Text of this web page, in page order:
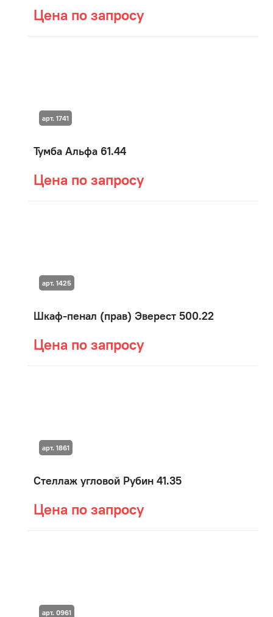
Цена по запросу
Тумба Альфа 61.44
Цена по запросу
арт. 1741
Шкаф-пенал (прав) Эверест 500.22
Цена по запросу
арт. 1425
Стеллаж угловой Рубин 41.35
Цена по запросу
арт. 1861
арт. 0961